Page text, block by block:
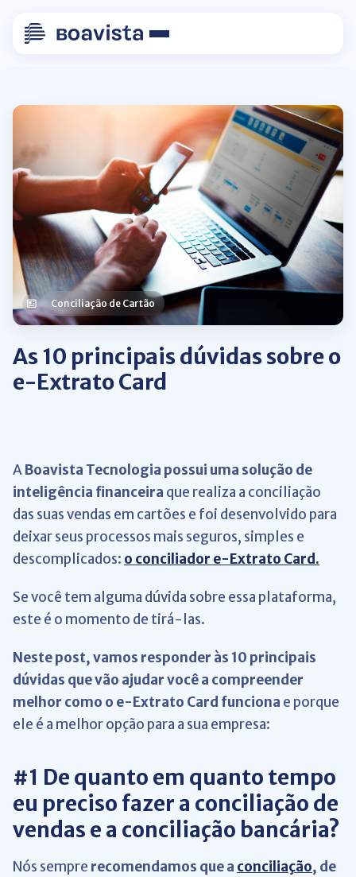
Conciliação de Cartão
As 10 principais dúvidas sobre o
e-Extrato Card
ABoavista Tecnologia possui uma solução de
inteligência financeira que realiza a conciliação
das suas vendas em cartões e foi desenvolvido para
deixar seus processos mais seguros, simples e
descomplicados: o conciliador e-Extrato Card.
Se você tem alguma dúvida sobre essa plataforma,
este é o momento de tirá-las.
Neste post, vamos responder às 10 principais
dúvidas que vão ajudar você a compreender
melhor como o e-Extrato Card funciona e porque
ele é a melhor opção para a sua empresa:
#1 De quanto em quanto tempo
eu preciso fazer a conciliação de
vendas e a conciliação bancária?
Nós sempre recomendamos que a conciliação, de